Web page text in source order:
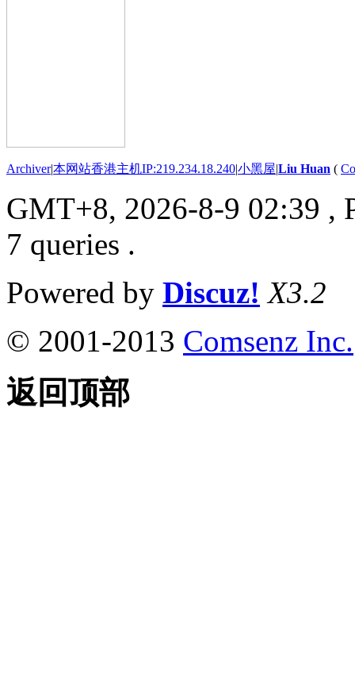
Archiver|本网站香港主机IP:219.234.18.240|小黑屋|Liu Huan (
GMT+8, 2026-8-9 02:39 ,
7 queries .
Powered by Discuz! X3.2
© 2001-2013 Comsenz Inc.
返回顶部